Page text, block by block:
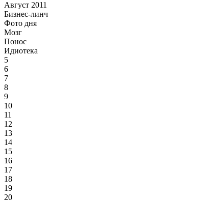
Август 2011
Бизнес-линч
Фото дня
Мозг
Понос
Идиотека
5
6
7
8
9
10
11
12
13
14
15
16
17
18
19
20